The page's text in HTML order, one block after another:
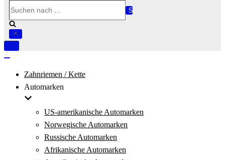
nach …
Navigation
Zahnriemen / Kette
Automarken
US-amerikanische Automarken
Norwegische Automarken
Russische Automarken
Afrikanische Automarken